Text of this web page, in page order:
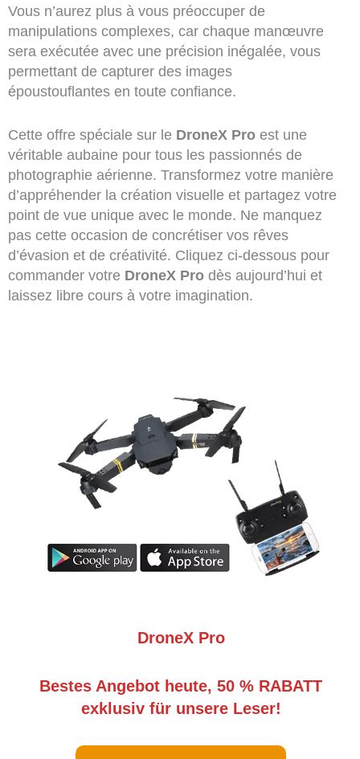
Vous n’aurez plus à vous préoccuper de
manipulations complexes, car chaque manœuvre
sera exécutée avec une précision inégalée, vous
permettant de capturer des images
époustouflantes en toute confiance.
Cette offre spéciale sur le DroneX Proest une
véritable aubaine pour tous les passionnés de
photographie aérienne. Transformez votre manière
d’appréhender la création visuelle et partagez votre
point de vue unique avec le monde. Ne manquez
pas cette occasion de concrétiser vos rêves
d’évasion et de créativité. Cliquez ci-dessous pour
commander votre DroneX Prodès aujourd’hui et
laissez libre cours à votre imagination.
DroneX Pro
Bestes Angebot heute, 50 % RABATT
exklusiv für unsere Leser!